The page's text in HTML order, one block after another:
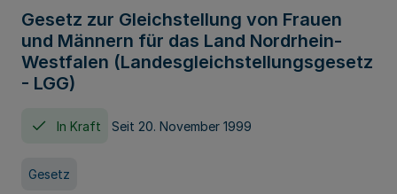
Gesetz zur Gleichstellung von Frauen
und Männern für das Land Nordrhein-
Westfalen (Landesgleichstellungsgesetz
- LGG)
In Kraft Seit 20. November 1999
Gesetz